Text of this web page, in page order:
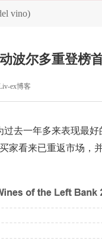
vino)
波尔多重登榜
ex博客
一年多来表现最好
家看来已重返市场，